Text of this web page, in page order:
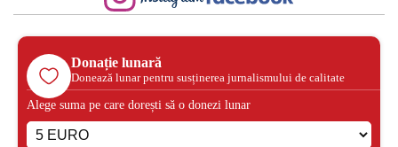
Donație lunară
Donează lunar pentru susținerea jurnalismului de calitate
Alege suma pe care dorești să o donezi lunar